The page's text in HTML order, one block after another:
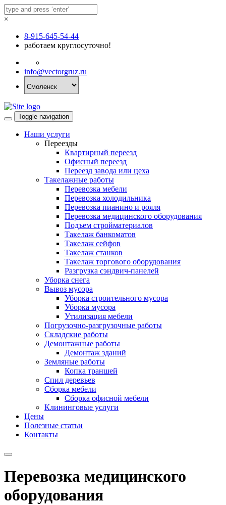
×
8-915-645-54-44
работаем круглосуточно!
info@vectorgruz.ru
Toggle navigation
Наши услуги
Переезды
Квартирный переезд
Офисный переезд
Переезд завода или цеха
Такелажные работы
Перевозка мебели
Перевозка холодильника
Перевозка пианино и рояля
Перевозка медицинского оборудования
Подъем стройматериалов
Такелаж банкоматов
Такелаж сейфов
Такелаж станков
Такелаж торгового оборудования
Разгрузка сэндвич-панелей
Уборка снега
Вывоз мусора
Уборка строительного мусора
Уборка мусора
Утилизация мебели
Погрузочно-разгрузочные работы
Складские работы
Демонтажные работы
Демонтаж зданий
Земляные работы
Копка траншей
Спил деревьев
Сборка мебели
Сборка офисной мебели
Клининговые услуги
Цены
Полезные статьи
Контакты
Перевозка медицинского
оборудования